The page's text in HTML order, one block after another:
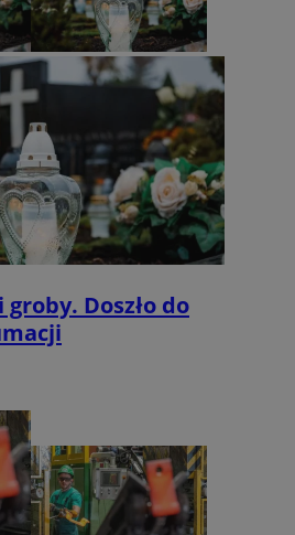
Doszło do